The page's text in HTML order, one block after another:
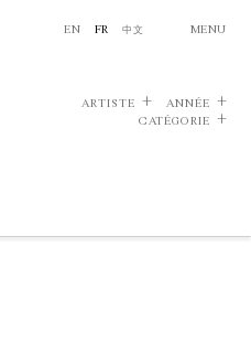
EN FR 中文 MENU
ARTISTE
ANNÉE
CATÉGORIE